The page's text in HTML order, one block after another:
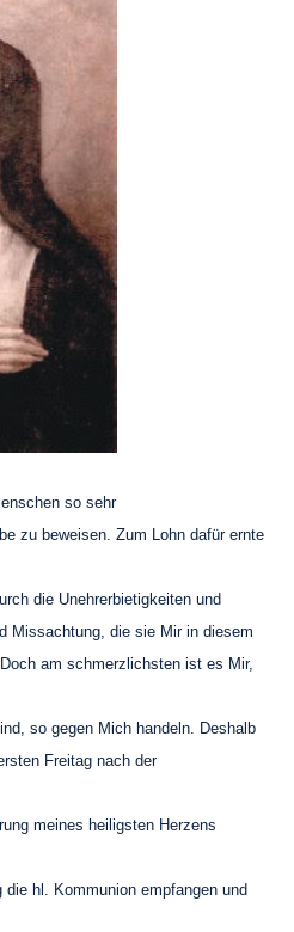
so sehr
zu beweisen. Zum Lohn dafür ernte
die Unehrerbietigkeiten und
Missachtung, die sie Mir in diesem
am schmerzlichsten ist es Mir,
so gegen Mich handeln. Deshalb
Freitag nach der
meines heiligsten Herzens
hl. Kommunion empfangen und